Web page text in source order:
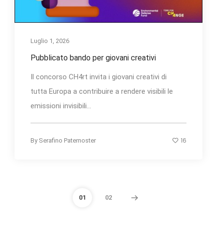
Luglio 1, 2026
Pubblicato bando per giovani creativi
Il concorso CH4rt invita i giovani creativi di
tutta Europa a contribuire a rendere visibili le
emissioni invisibili...
By Serafino Paternoster 16
01 02